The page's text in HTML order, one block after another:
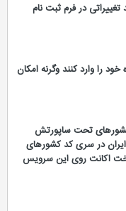
در فرم ثبت نام
را وارد کنند وگرنه امکان
تحت ساپورتش
در سری کد کشورهای
اکانت روی این سرویس